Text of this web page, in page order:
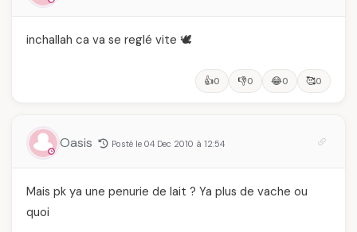
inchallah ca va se reglé vite 🕊️
👍0 👎0 😂0 🥰0
Oasis Posté le 04 Dec 2010 à 12:54
Mais pk ya une penurie de lait ? Ya plus de vache ou
quoi